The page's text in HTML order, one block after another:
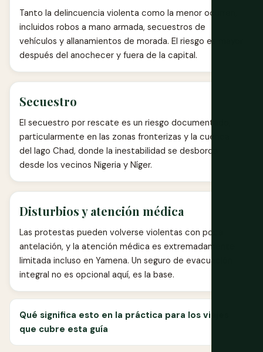
Tanto la delincuencia violenta como la menor ocurren,
incluidos robos a mano armada, secuestros de
vehículos y allanamientos de morada. El riesgo es mayor
después del anochecer y fuera de la capital.
Secuestro
El secuestro por rescate es un riesgo documentado,
particularmente en las zonas fronterizas y la cuenca
del lago Chad, donde la inestabilidad se desborda
desde los vecinos Nigeria y Níger.
Disturbios y atención médica
Las protestas pueden volverse violentas con poca
antelación, y la atención médica es extremadamente
limitada incluso en Yamena. Un seguro de evacuación
integral no es opcional aquí, es la base.
Qué significa esto en la práctica para los viajes
que cubre esta guía